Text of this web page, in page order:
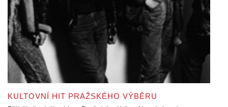
KULTOVNÍ HIT PRAŽSKÉHO VÝBĚRU